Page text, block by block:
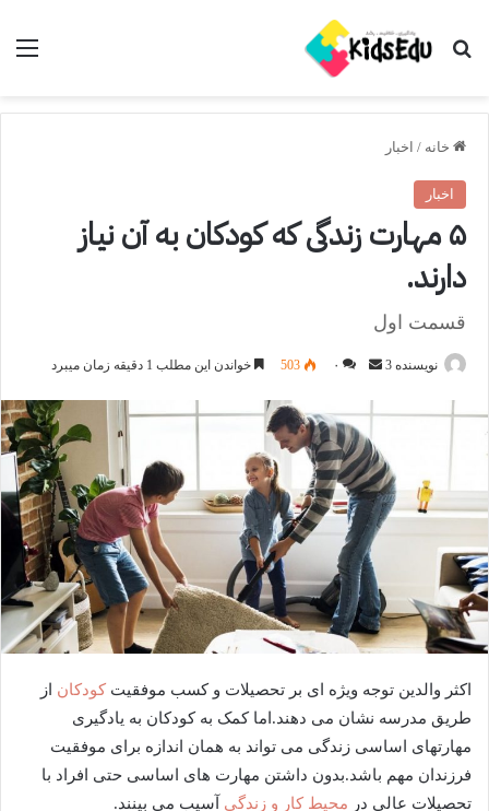
جستجو برای
خانه / اخبار
اخبار
۵ مهارت زندگی که کودکان به آن نیاز
دارند.
قسمت اول
نویسنده 3
ارسال
۰ 503 خواندن این مطلب 1 دقیقه زمان میبرد
اکثر والدین توجه ویژه ای بر تحصیلات و کسب موفقیت کودکان از
طریق مدرسه نشان می دهند.اما کمک به کودکان به یادگیری
مهارتهای اساسی زندگی می تواند به همان اندازه برای موفقیت
فرزندان مهم باشد.بدون داشتن مهارت های اساسی حتی افراد با
تحصیلات عالی در محیط کار و زندگی آسیب می بینند.